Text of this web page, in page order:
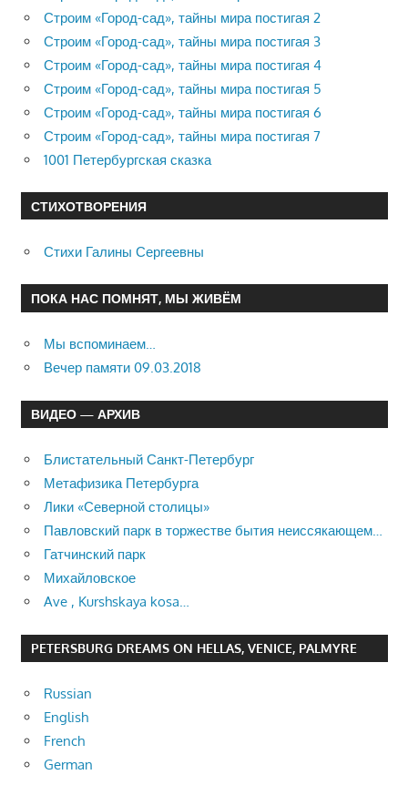
Строим «Город-сад», тайны мира постигая 2
Строим «Город-сад», тайны мира постигая 3
Строим «Город-сад», тайны мира постигая 4
Строим «Город-сад», тайны мира постигая 5
Строим «Город-сад», тайны мира постигая 6
Строим «Город-сад», тайны мира постигая 7
1001 Петербургская сказка
СТИХОТВОРЕНИЯ
Стихи Галины Сергеевны
ПОКА НАС ПОМНЯТ, МЫ ЖИВЁМ
Мы вспоминаем…
Вечер памяти 09.03.2018
ВИДЕО — АРХИВ
Блистательный Санкт-Петербург
Метафизика Петербурга
Лики «Северной столицы»
Павловский парк в торжестве бытия неиссякающем…
Гатчинский парк
Михайловское
Ave , Kurshskaya kosa…
PETERSBURG DREAMS ON HELLAS, VENICE, PALMYRE
Russian
English
French
German